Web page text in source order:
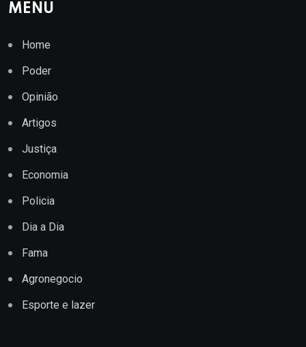
MENU
Home
Poder
Opinião
Artigos
Justiça
Economia
Policia
Dia a Dia
Fama
Agronegocio
Esporte e lazer